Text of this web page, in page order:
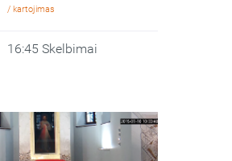
/ kartojimas
16:45 Skelbimai